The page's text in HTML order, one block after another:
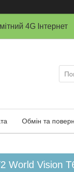
4G
Обмін та
World Vision